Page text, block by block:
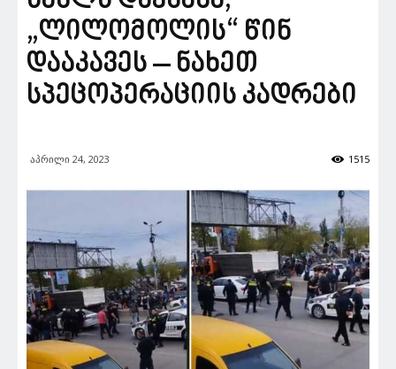
„ლილომოლის“ წინ
დააკავეს – ნახეთ
სპეცოპერაციის კადრები
აპრილი 24, 2023 1515